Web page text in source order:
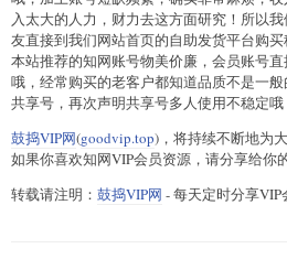
入太大的人力，财力去这方面研究！所以
友直接到我们网站首页的自助发货平台购
本站推荐的知网账号物美价廉，会员账号
哦，经常购买的老客户都知道品质不是一
共享号，再次声明共享号多人使用不稳定哦
鼓捣VIP网(goodvip.top)，将持续不断地为
如果你喜欢知网VIP会员资源，请分享给你
转载请注明： 鼓捣VIP网 - 每天定时分享VIP